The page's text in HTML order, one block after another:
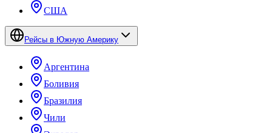
США
Рейсы в Южную Америку
Аргентина
Боливия
Бразилия
Чили